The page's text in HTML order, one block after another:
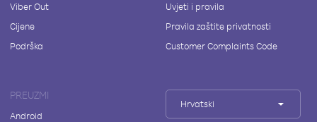
Viber Out
Cijene
Podrška
Uvjeti i pravila
Pravila zaštite privatnosti
Customer Complaints Code
PREUZMI
Android
Hrvatski